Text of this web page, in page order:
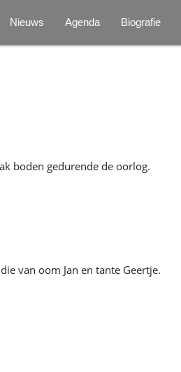
Nieuws Agenda Biografie
boden gedurende de oorlog.
van oom Jan en tante Geertje.